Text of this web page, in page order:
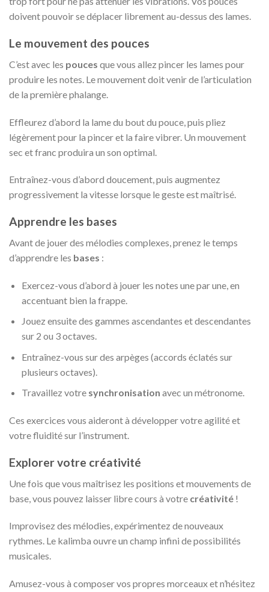
doivent pouvoir se déplacer librement au-dessus des lames.
Le mouvement des pouces
C’est avec les pouces que vous allez pincer les lames pour
produire les notes. Le mouvement doit venir de l’articulation
de la première phalange.
Effleurez d’abord la lame du bout du pouce, puis pliez
légèrement pour la pincer et la faire vibrer. Un mouvement
sec et franc produira un son optimal.
Entraînez-vous d’abord doucement, puis augmentez
progressivement la vitesse lorsque le geste est maîtrisé.
Apprendre les bases
Avant de jouer des mélodies complexes, prenez le temps
d’apprendre les bases :
Exercez-vous d’abord à jouer les notes une par une, en
accentuant bien la frappe.
Jouez ensuite des gammes ascendantes et descendantes
sur 2 ou 3 octaves.
Entraînez-vous sur des arpèges (accords éclatés sur
plusieurs octaves).
Travaillez votre synchronisation avec un métronome.
Ces exercices vous aideront à développer votre agilité et
votre fluidité sur l’instrument.
Explorer votre créativité
Une fois que vous maîtrisez les positions et mouvements de
base, vous pouvez laisser libre cours à votre créativité !
Improvisez des mélodies, expérimentez de nouveaux
rythmes. Le kalimba ouvre un champ infini de possibilités
musicales.
Amusez-vous à composer vos propres morceaux et n’hésitez